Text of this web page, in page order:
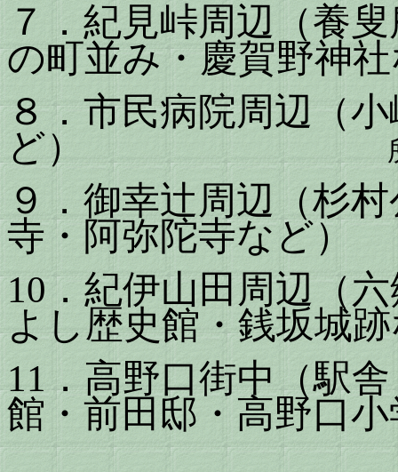
７．紀見峠周辺（養
の町並み・慶賀野神
８．市民病院周辺（
ど）
９．御幸辻周辺（杉
寺・阿弥陀寺など）
10．紀伊山田周辺（
よし歴史館・銭坂城
11 ．高野口街中（駅
館・前田邸・高野口